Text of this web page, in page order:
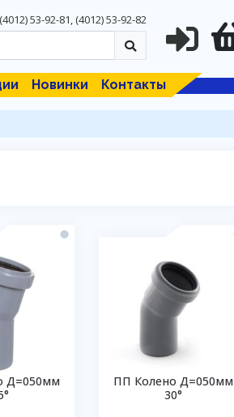
(4012) 53-92-81,(4012) 53-92-82
Новинки Контакты
Д=050мм
ПП Колено Д=050мм
30°